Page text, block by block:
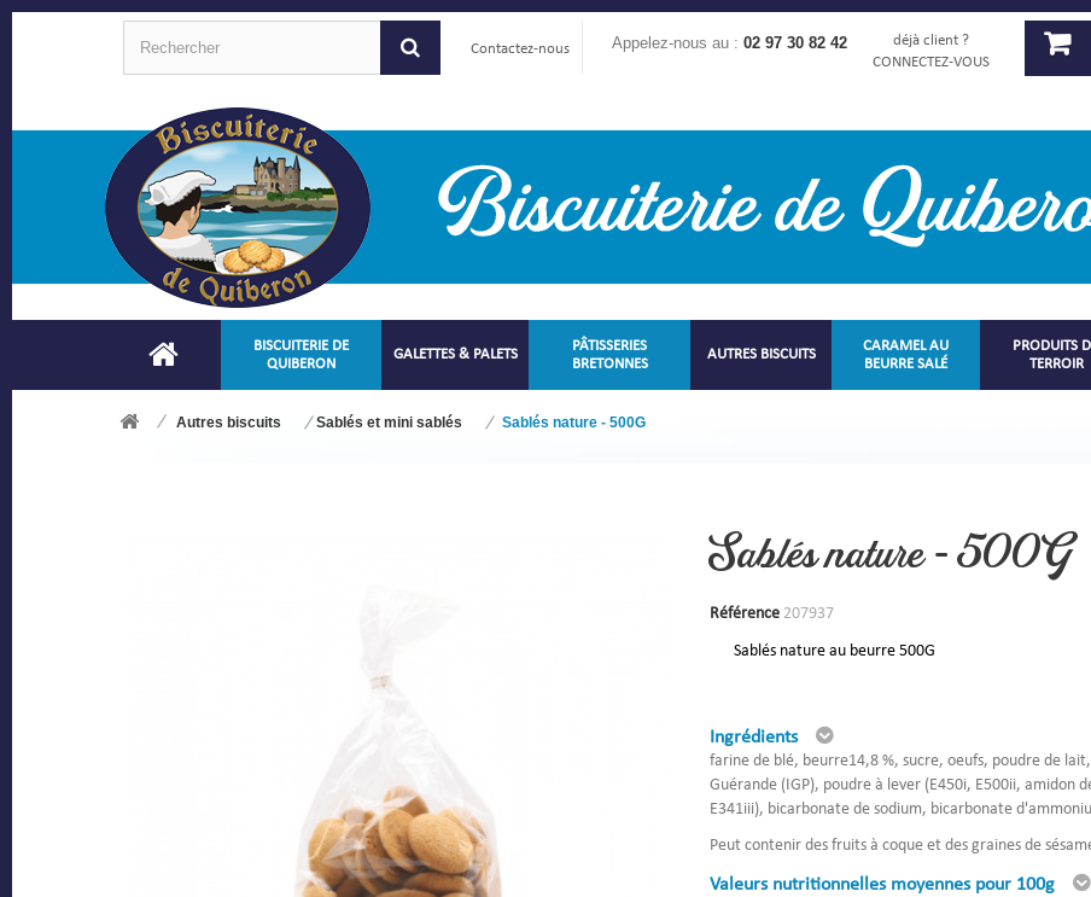
Contactez-nous Appelez-nous au : 02 97 30 82 42
déjà client ?
CONNECTEZ-VOUS
BISCUITERIE DE
QUIBERON
GALETTES & PALETS
PÂTISSERIES
BRETONNES
AUTRES BISCUITS
CARAMEL AU
BEURRE SALÉ
PRODUITS
TERROIR
Autres biscuits Sablés et mini sablés Sablés nature - 500G
Sablés nature - 500G
Référence 207937
Sablés nature au beurre 500G
Ingrédients
farine de blé, beurre14,8 %, sucre, oeufs, poudre de
Guérande (IGP), poudre à lever (E450i, E500ii, amidon
E341iii), bicarbonate de sodium, bicarbonate
Peut contenir des fruits à coque et des graines de
Valeurs nutritionnelles moyennes pour 100g